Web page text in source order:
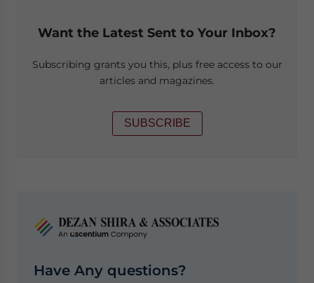
Want the Latest Sent to Your Inbox?
Subscribing grants you this, plus free access to our
articles and magazines.
SUBSCRIBE
Have Any questions?